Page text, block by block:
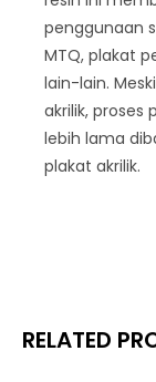
penggunaan
MTQ, plakat
lain-lain.
akrilik, proses
lebih lama
plakat akrilik.
RELATED